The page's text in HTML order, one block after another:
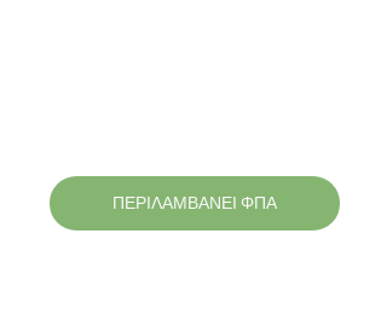
ΠΕΡΙΛΑΜΒΑΝΕΙ ΦΠΑ